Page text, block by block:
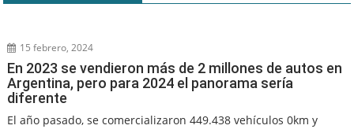
15 febrero, 2024
En 2023 se vendieron más de 2 millones de autos en
Argentina, pero para 2024 el panorama sería
diferente
El año pasado, se comercializaron 449.438 vehículos 0km y